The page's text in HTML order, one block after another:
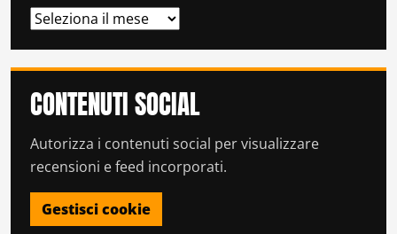
ARCHIVI
CONTENUTI SOCIAL
Autorizza i contenuti social per visualizzare
recensioni e feed incorporati.
Gestisci cookie